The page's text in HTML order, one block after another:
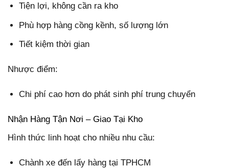
Tiện lợi, không cần ra kho
Phù hợp hàng cồng kềnh, số lượng lớn
Tiết kiệm thời gian
Nhược điểm:
Chi phí cao hơn do phát sinh phí trung chuyển
Nhận Hàng Tận Nơi – Giao Tại Kho
Hình thức linh hoạt cho nhiều nhu cầu:
Chành xe đến lấy hàng tại TPHCM